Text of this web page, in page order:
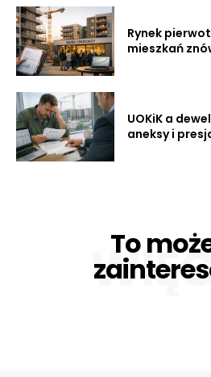
Rynek
mieszkań
UOKiK a
aneksy i
To